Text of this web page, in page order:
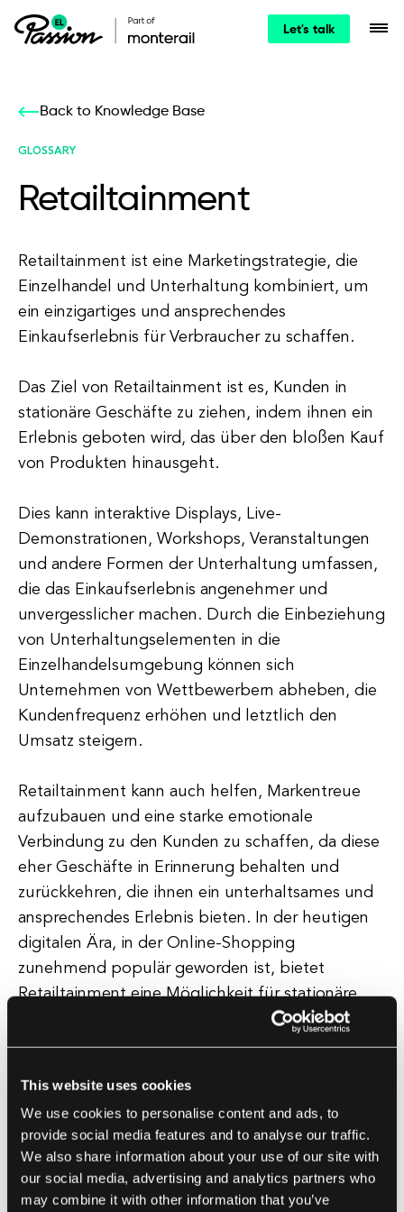
This website uses cookies
We use cookies to personalise content and ads, to
provide social media features and to analyse our traffic.
We also share information about your use of our site with
our social media, advertising and analytics partners who
may combine it with other information that you’ve
Let's talk
Back to Knowledge Base
GLOSSARY
Retailtainment
Retailtainment ist eine Marketingstrategie, die
Einzelhandel und Unterhaltung kombiniert, um
ein einzigartiges und ansprechendes
Einkaufserlebnis für Verbraucher zu schaffen.
Das Ziel von Retailtainment ist es, Kunden in
stationäre Geschäfte zu ziehen, indem ihnen ein
Erlebnis geboten wird, das über den bloßen Kauf
von Produkten hinausgeht.
Dies kann interaktive Displays, Live-
Demonstrationen, Workshops, Veranstaltungen
und andere Formen der Unterhaltung umfassen,
die das Einkaufserlebnis angenehmer und
unvergesslicher machen. Durch die Einbeziehung
von Unterhaltungselementen in die
Einzelhandelsumgebung können sich
Unternehmen von Wettbewerbern abheben, die
Kundenfrequenz erhöhen und letztlich den
Umsatz steigern.
Retailtainment kann auch helfen, Markentreue
aufzubauen und eine starke emotionale
Verbindung zu den Kunden zu schaffen, da diese
eher Geschäfte in Erinnerung behalten und
zurückkehren, die ihnen ein unterhaltsames und
ansprechendes Erlebnis bieten. In der heutigen
digitalen Ära, in der Online-Shopping
zunehmend populär geworden ist, bietet
Retailtainment eine Möglichkeit für stationäre
Geschäfte, sich abzuheben und Kunden
anzuziehen, die mehr als nur ein transaktionales
Durch die Schaffung einer einladenden und
unterhaltsamen Atmosphäre können
Unternehmen ein Gefühl von Gemeinschaft und
Verbindung zu ihren Kunden fördern, was zu einer